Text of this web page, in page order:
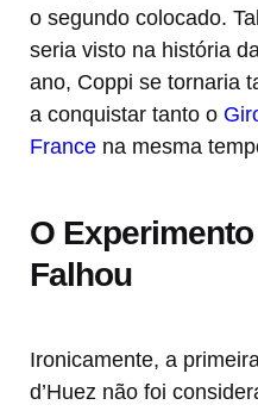
o segundo colocado.
seria visto na história
ano, Coppi se tornaria
a conquistar tanto o
France na mesma
O
Falhou
Ironicamente, a
d’Huez não foi